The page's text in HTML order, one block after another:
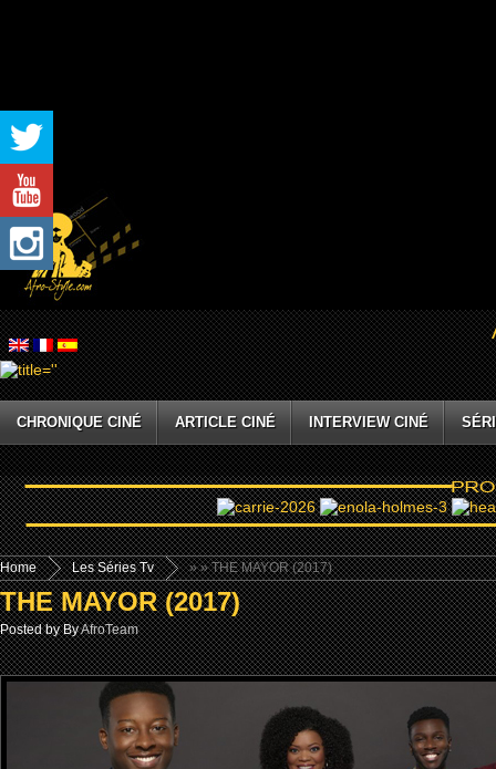
CHRONIQUE CINÉ ARTICLE CINÉ INTERVIEW CINÉ
Home »
Les Séries Tv » THE MAYOR (2017)
THE MAYOR (2017)
Posted by ByAfroTeam